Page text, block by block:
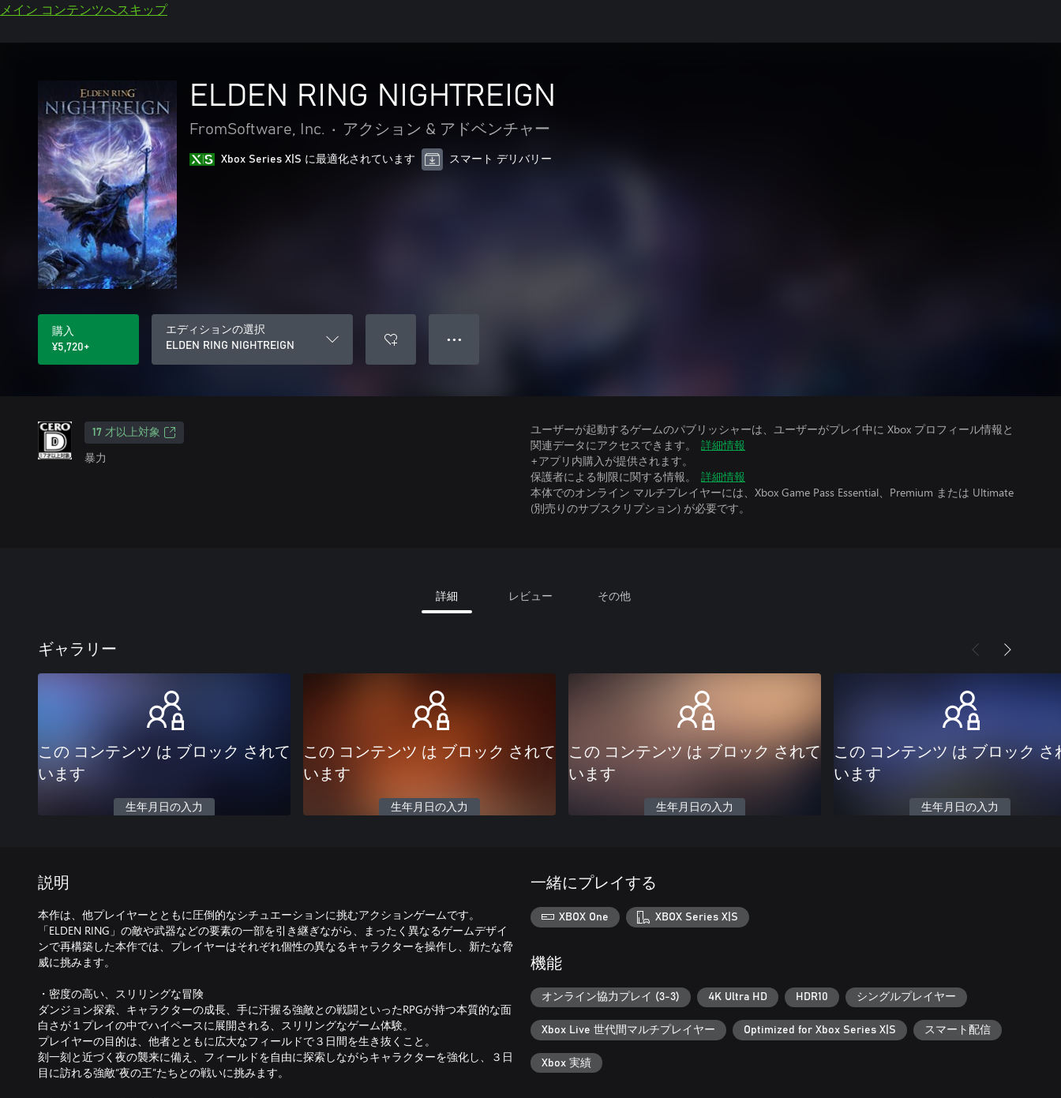
メイン コンテンツへスキップ
ELDEN RING NIGHTREIGN
FromSoftware, Inc. • アクション & アドベンチャー
Xbox Series X|S に最適化されています スマート デリバリー
購入
¥5,720+
エディションの選択
ELDEN RING NIGHTREIGN
● ● ●
17 才以上対象
暴力
ユーザーが起動するゲームのパブリッシャーは、ユーザーがプレイ中に Xbox プロフィール情報と
関連データにアクセスできます。
詳細情報
+アプリ内購入が提供されます。
保護者による制限に関する情報。
詳細情報
本体でのオンライン マルチプレイヤーには、Xbox Game Pass Essential、Premium または Ultimate
(別売りのサブスクリプション) が必要です。
詳細 レビュー その他
ギャラリー
この コンテンツ は ブロック されて
います
生年月日の入力
この コンテンツ は ブロック されて
います
生年月日の入力
この コンテンツ は ブロック されて
います
生年月日の入力
この コンテンツ は ブロック さ
います
生年月日の入力
説明
本作は、他プレイヤーとともに圧倒的なシチュエーションに挑むアクションゲームです。
「ELDEN RING」の敵や武器などの要素の一部を引き継ぎながら、まったく異なるゲームデザイ
ンで再構築した本作では、プレイヤーはそれぞれ個性の異なるキャラクターを操作し、新たな脅
威に挑みます。
・密度の高い、スリリングな冒険
ダンジョン探索、キャラクターの成長、手に汗握る強敵との戦闘といったRPGが持つ本質的な面
白さが１プレイの中でハイペースに展開される、スリリングなゲーム体験。
プレイヤーの目的は、他者とともに広大なフィールドで３日間を生き抜くこと。
刻一刻と近づく夜の襲来に備え、フィールドを自由に探索しながらキャラクターを強化し、３日
目に訪れる強敵“夜の王”たちとの戦いに挑みます。
一緒にプレイする
XBOX One XBOX Series X|S
機能
オンライン協力プレイ (3-3) 4K Ultra HD HDR10 シングルプレイヤー
Xbox Live 世代間マルチプレイヤー Optimized for Xbox Series X|S スマート配信
Xbox 実績